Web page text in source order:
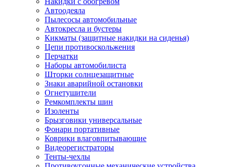
Автоодеяла
Пылесосы автомобильные
Автокресла и бустеры
Кикматы (защитные накидки на сиденья)
Цепи противоскольжения
Перчатки
Наборы автомобилиста
Шторки солнцезащитные
Знаки аварийной остановки
Огнетушители
Ремкомплекты шин
Изоленты
Брызговики универсальные
Фонари портативные
Коврики влаговпитывающие
Видеорегистраторы
Тенты-чехлы